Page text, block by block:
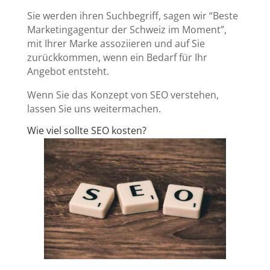
Sie werden ihren Suchbegriff, sagen wir “Beste
Marketingagentur der Schweiz im Moment”,
mit Ihrer Marke assoziieren und auf Sie
zurückkommen, wenn ein Bedarf für Ihr
Angebot entsteht.
Wenn Sie das Konzept von SEO verstehen,
lassen Sie uns weitermachen.
Wie viel sollte SEO kosten?